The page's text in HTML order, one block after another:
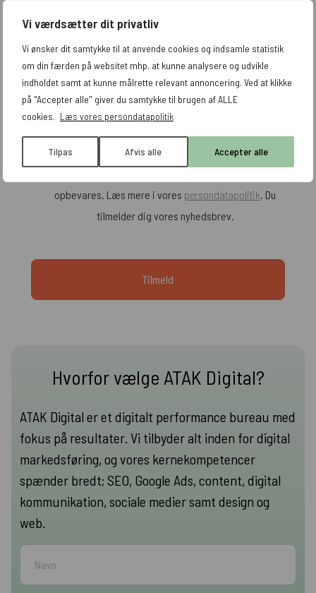
Vi værdsætter dit privatliv
Vi ønsker dit samtykke til at anvende cookies og indsamle statistik
om din færden på websitet mhp. at kunne analysere og udvikle
indholdet samt at kunne målrette relevant annoncering. Ved at klikke
på "Accepter alle" giver du samtykke til brugen af ALLE
cookies. Læs vores persondatapolitik
Tilpas Afvis alle Accepter alle
Få tips og tricks leveret direkte til din indbakke
opbevares. Læs mere i vores persondatapolitik. Du
tilmelder dig vores nyhedsbrev.
Hvorfor vælge ATAK Digital?
ATAK Digital er et digitalt performance bureau med
fokus på resultater. Vi tilbyder alt inden for digital
markedsføring, og vores kernekompetencer
spænder bredt; SEO, Google Ads, content, digital
kommunikation, sociale medier samt design og
web.